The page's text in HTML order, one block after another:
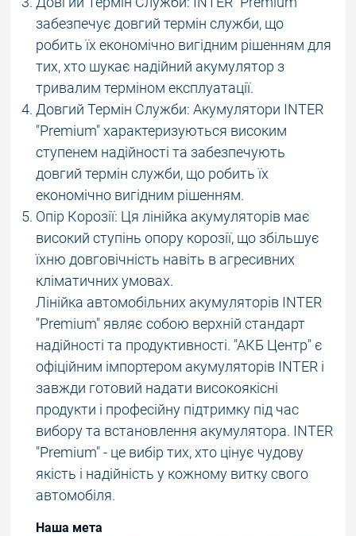
забезпечує довгий термін служби, що
робить їх економічно вигідним рішенням для
тих, хто шукає надійний акумулятор з
тривалим терміном експлуатації.
Довгий Термін Служби: Акумулятори INTER
"Premium" характеризуються високим
ступенем надійності та забезпечують
довгий термін служби, що робить їх
економічно вигідним рішенням.
Опір Корозії: Ця лінійка акумуляторів має
високий ступінь опору корозії, що збільшує
їхню довговічність навіть в агресивних
кліматичних умовах.
Лінійка автомобільних акумуляторів INTER
"Premium" являє собою верхній стандарт
надійності та продуктивності. "АКБ Центр" є
офіційним імпортером акумуляторів INTER і
завжди готовий надати високоякісні
продукти і професійну підтримку під час
вибору та встановлення акумулятора. INTER
"Premium" - це вибір тих, хто цінує чудову
якість і надійність у кожному витку свого
автомобіля.
Наша мета